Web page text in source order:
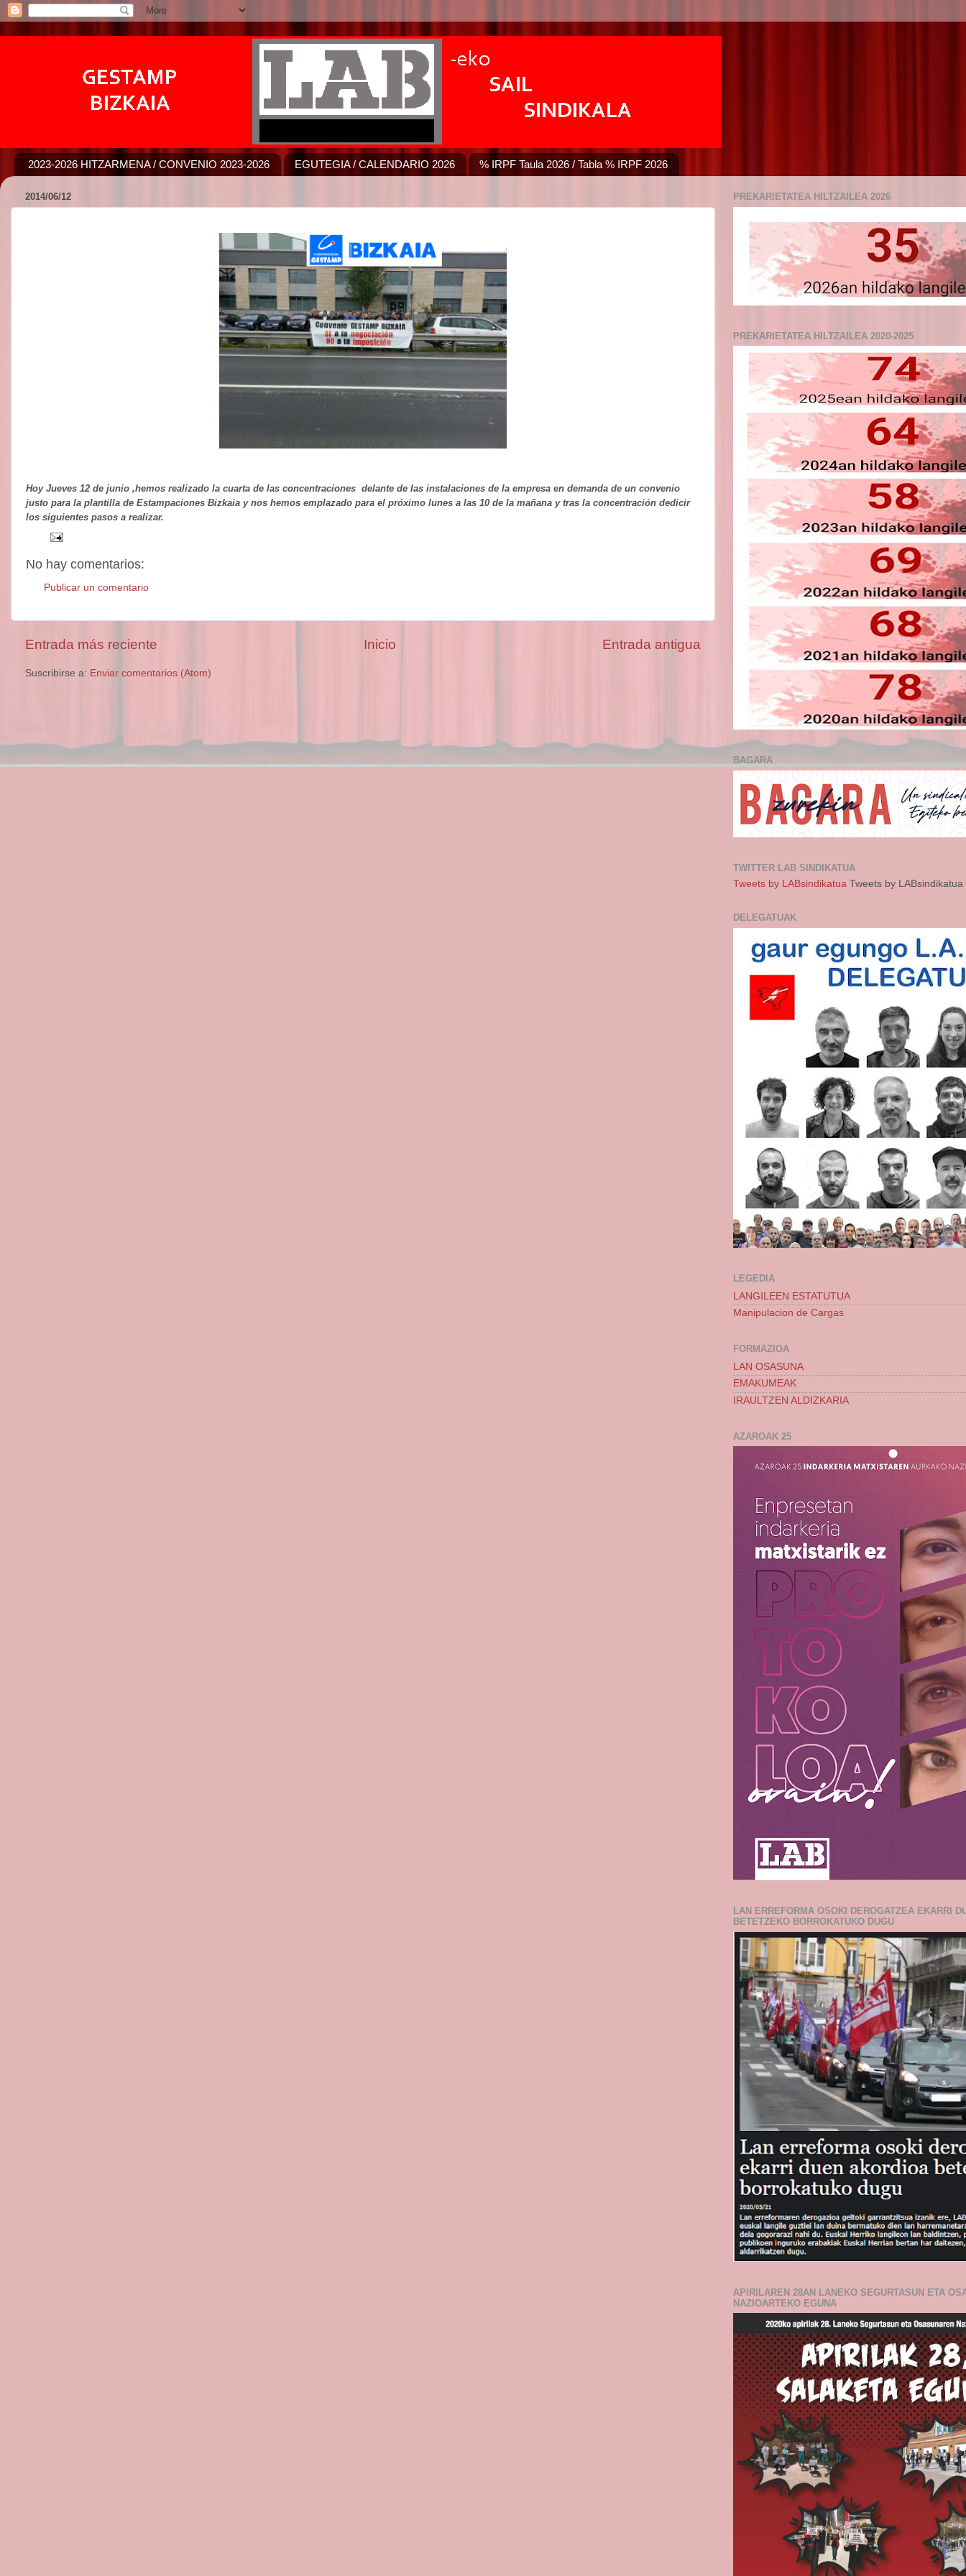
2023-2026 HITZARMENA / CONVENIO 2023-2026 EGUTEGIA / CALENDARIO 2026 % IRPF Taula 2026 / Tabla % IRPF 2026
2014/06/12
Hoy Jueves 12 de junio ,hemos realizado la cuarta de las concentraciones delante de las instalaciones de la empresa en demanda de un convenio
justo para la plantilla de Estampaciones Bizkaia y nos hemos emplazado para el próximo lunes a las 10 de la mañana y tras la concentración dedicir
los siguientes pasos a realizar.
No hay comentarios:
Publicar un comentario
Entrada más reciente Entrada antigua
Inicio
Suscribirse a: Enviar comentarios (Atom)
PREKARIETATEA HILTZAILEA 2026
PREKARIETATEA HILTZAILEA 2020-2025
BAGARA
TWITTER LAB SINDIKATUA
Tweets by LABsindikatua Tweets by LABsindikatua
DELEGATUAK
LEGEDIA
LANGILEEN ESTATUTUA
Manipulacion de Cargas
FORMAZIOA
LAN OSASUNA
EMAKUMEAK
IRAULTZEN ALDIZKARIA
AZAROAK 25
LAN ERREFORMA OSOKI DEROGATZEA EKARRI
BETETZEKO BORROKATUKO DUGU
APIRILAREN 28AN LANEKO SEGURTASUN ETA
NAZIOARTEKO EGUNA